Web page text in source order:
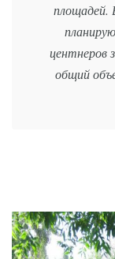
площадей.
центнеров
общий